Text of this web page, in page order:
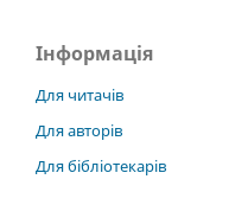
Інформація
Для читачів
Для авторів
Для бібліотекарів